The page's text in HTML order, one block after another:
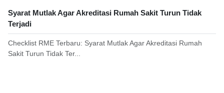
Syarat Mutlak Agar Akreditasi Rumah Sakit Turun Tidak
Terjadi
Checklist RME Terbaru: Syarat Mutlak Agar Akreditasi Rumah
Sakit Turun Tidak Ter...